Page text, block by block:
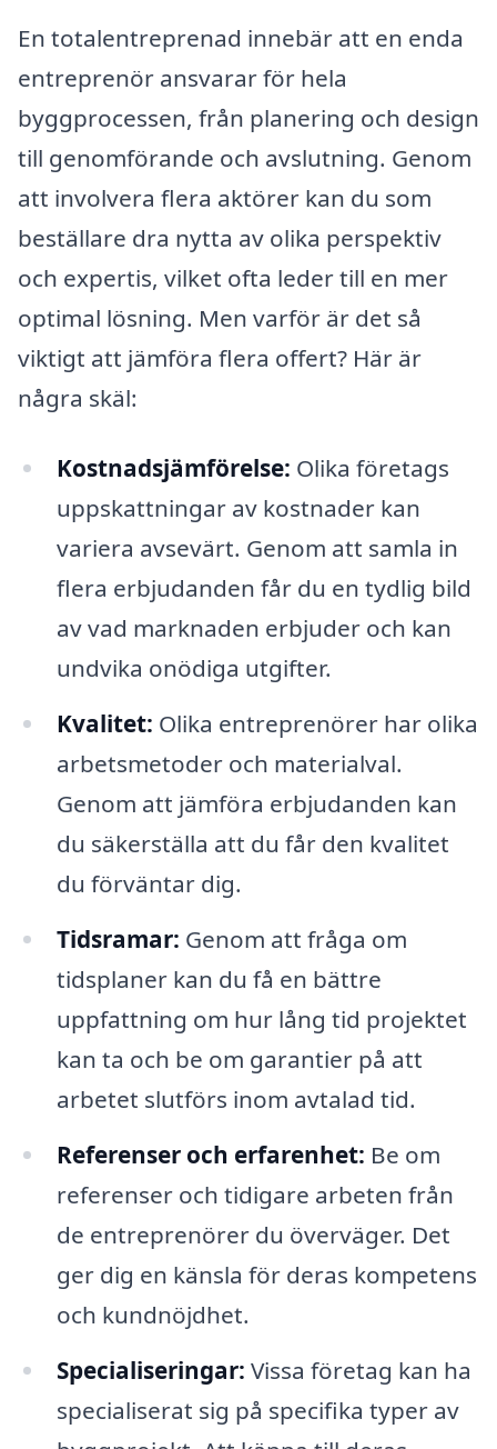
En totalentreprenad innebär att en enda
entreprenör ansvarar för hela
byggprocessen, från planering och design
till genomförande och avslutning. Genom
att involvera flera aktörer kan du som
beställare dra nytta av olika perspektiv
och expertis, vilket ofta leder till en mer
optimal lösning. Men varför är det så
viktigt att jämföra flera offert? Här är
några skäl:
Kostnadsjämförelse: Olika företags
uppskattningar av kostnader kan
variera avsevärt. Genom att samla in
flera erbjudanden får du en tydlig bild
av vad marknaden erbjuder och kan
undvika onödiga utgifter.
Kvalitet: Olika entreprenörer har olika
arbetsmetoder och materialval.
Genom att jämföra erbjudanden kan
du säkerställa att du får den kvalitet
du förväntar dig.
Tidsramar: Genom att fråga om
tidsplaner kan du få en bättre
uppfattning om hur lång tid projektet
kan ta och be om garantier på att
arbetet slutförs inom avtalad tid.
Referenser och erfarenhet: Be om
referenser och tidigare arbeten från
de entreprenörer du överväger. Det
ger dig en känsla för deras kompetens
och kundnöjdhet.
Specialiseringar: Vissa företag kan ha
specialiserat sig på specifika typer av